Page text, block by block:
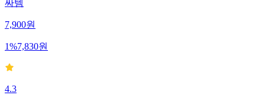
싸템
7,900원
1%7,830원
4.3